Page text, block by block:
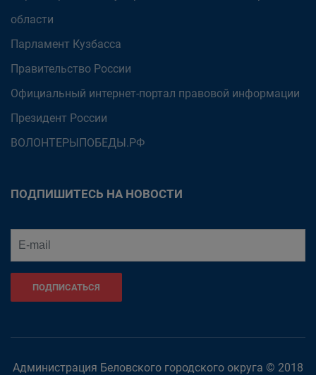
области
Парламент Кузбасса
Правительство России
Официальный интернет-портал правовой информации
Президент России
ВОЛОНТЕРЫПОБЕДЫ.РФ
ПОДПИШИТЕСЬ НА НОВОСТИ
ПОДПИСАТЬСЯ
Администрация Беловского городского округа © 2018